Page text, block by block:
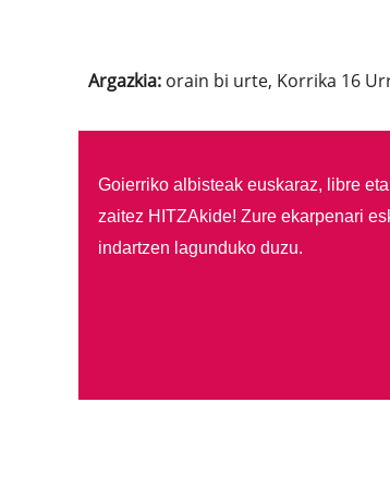
Argazkia:orain bi urte, Korrika 16
Goierriko albisteak euskaraz, libre
zaitez HITZAkide! Zure ekarpenari
indartzen lagunduko duzu.